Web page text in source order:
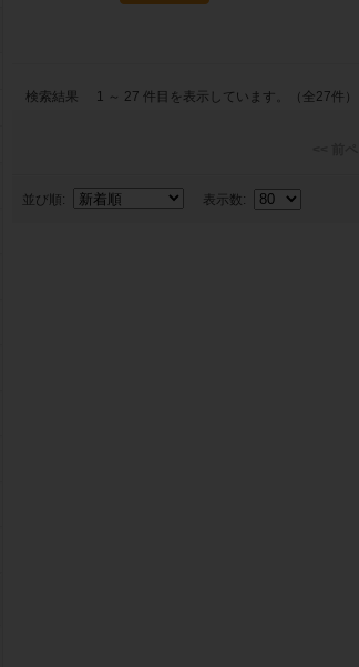
検索結果 1 ～ 27 件目を表示しています。（全27件）
並び順: 表示数: